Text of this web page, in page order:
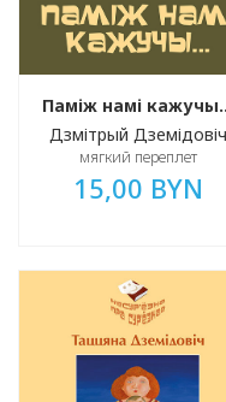
Паміж намі
Дзмітрый Дземідовіч
мягкий переплет
15,00 BYN